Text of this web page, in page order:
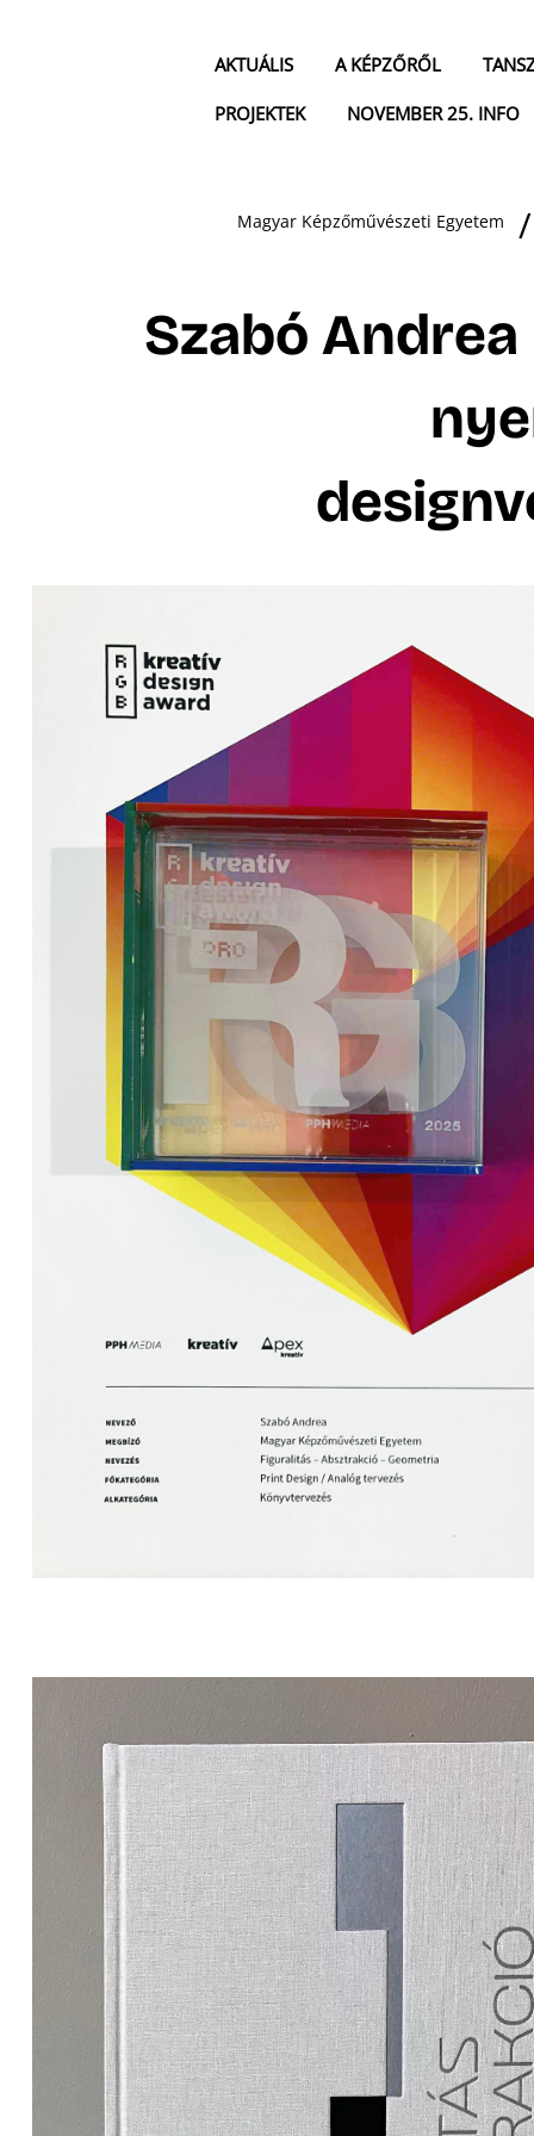
AKTUÁLIS A KÉPZŐRŐL
PROJEKTEK
NOVEMBER 25. INFO
Magyar Képzőművészeti Egyetem
Szabó Andrea